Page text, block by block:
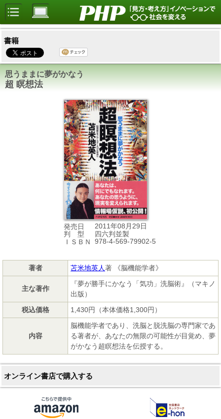
書籍
思うままに夢がかなう
超 瞑想法
発売日
2011年08月29日
判 型
四六判並製
ＩＳＢＮ
978-4-569-79902-5
著者 苫米地英人著 《脳機能学者》
主な著作
『夢が勝手にかなう「気功」洗脳術』（マキノ
出版）
税込価格
1,430円（本体価格1,300円）
内容
脳機能学者であり、洗脳と脱洗脳の専門家であ
る著者が、あなたの無限の可能性が目覚め、夢
がかなう超瞑想法を伝授する。
オンライン書店で購入する